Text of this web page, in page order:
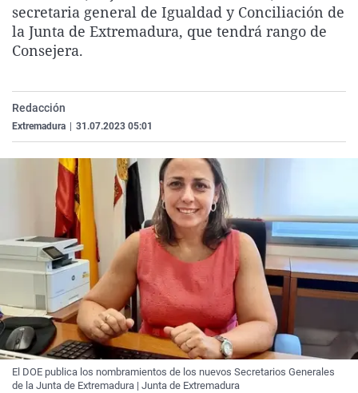
La rosa de los vientos
Gente viajera
Caso
Retornados
Operación Viuda
Extremadura
Galicia
Navarra
Virales
Televisión
secretaria general de Igualdad y Conciliación de
la Junta de Extremadura, que tendrá rango de
Consejera.
Redacción
Extremadura 31.07.2023 05:01
El DOE publica los nombramientos de los nuevos Secretarios Generales
de la Junta de Extremadura | Junta de Extremadura